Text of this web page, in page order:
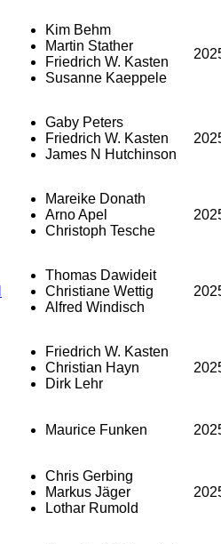
Kim Behm
Martin Stather
Friedrich W. Kasten
Susanne Kaeppele
Gaby Peters
Friedrich W. Kasten
James N Hutchinson
Mareike Donath
Arno Apel
Christoph Tesche
Thomas Dawideit
Christiane Wettig
Alfred Windisch
Friedrich W. Kasten
Christian Hayn
Dirk Lehr
Maurice Funken
Chris Gerbing
Markus Jäger
Lothar Rumold